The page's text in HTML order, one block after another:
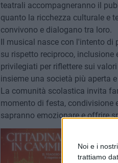
Noi e i
trattiamo
teatrali accompagneranno il
quanto la ricchezza culturale e
convivono e dialogano tra loro.
Il musical nasce con l'intento di
su rispetto reciproco,
privilegiati per riflettere sui
insieme una società più aperta
La comunità scolastica invita
momento di festa, condivisione
sapranno emozionare e offrire